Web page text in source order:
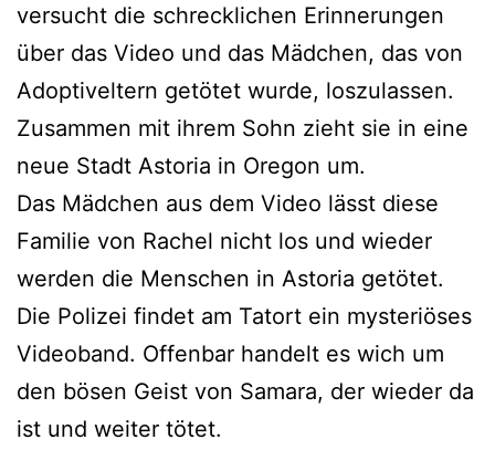
versucht die schrecklichen Erinnerungen
über das Video und das Mädchen, das von
Adoptiveltern getötet wurde, loszulassen.
Zusammen mit ihrem Sohn zieht sie in eine
neue Stadt Astoria in Oregon um.
Das Mädchen aus dem Video lässt diese
Familie von Rachel nicht los und wieder
werden die Menschen in Astoria getötet.
Die Polizei findet am Tatort ein mysteriöses
Videoband. Offenbar handelt es wich um
den bösen Geist von Samara, der wieder da
ist und weiter tötet.